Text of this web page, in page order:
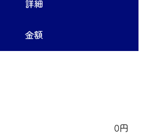
詳細
金額
0円